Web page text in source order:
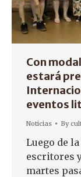
Con
estará
eventos
Noticias By
Luego de
escritores
martes